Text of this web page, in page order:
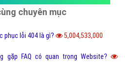
chuyên mục
phục lỗi 404 là gì? 5,004,533,000
gặp FAQ có quan trọng Website?